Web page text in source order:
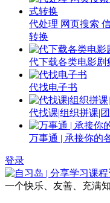
代处理 网页搜索
转换
代下载各类电影剧
代找电子书
代找课|组织拼课|
万事通 | 承接你的
登录
一个快乐、友善、充满